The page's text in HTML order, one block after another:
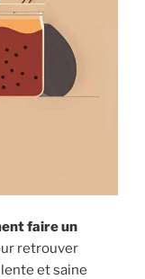
faire un
retrouver
et saine